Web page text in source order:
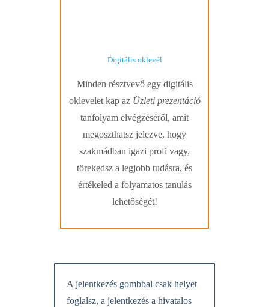
Digitális oklevél
Minden résztvevő egy digitális
oklevelet kap az Üzleti prezentáció
tanfolyam elvégzéséről, amit
megoszthatsz jelezve, hogy
szakmádban igazi profi vagy,
törekedsz a legjobb tudásra, és
értékeled a folyamatos tanulás
lehetőségét!
A jelentkezés gombbal csak helyet
foglalsz, a jelentkezés a hivatalos